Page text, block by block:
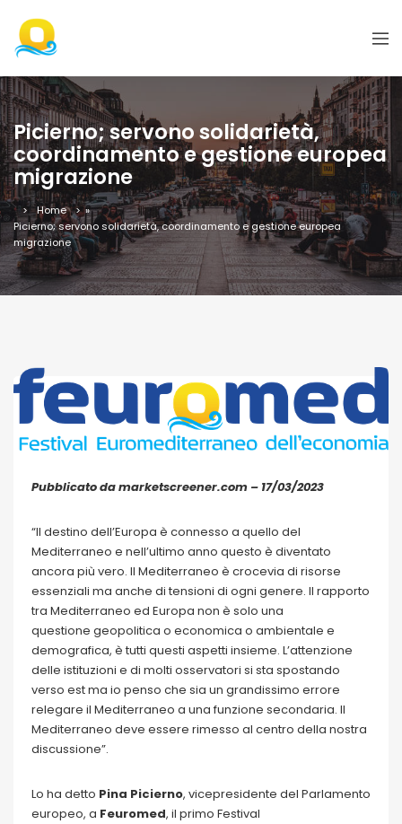
Picierno; servono solidarietà,
coordinamento e gestione europea
migrazione
Home
»
Picierno; servono solidarietà, coordinamento e gestione europea
migrazione
Pubblicato da marketscreener.com – 17/03/2023
“Il destino dell’Europa è connesso a quello del
Mediterraneo e nell’ultimo anno questo è diventato
ancora più vero. Il Mediterraneo è crocevia di risorse
essenziali ma anche di tensioni di ogni genere. Il rapporto
tra Mediterraneo ed Europa non è solo una
questione geopolitica o economica o ambientale e
demografica, è tutti questi aspetti insieme. L’attenzione
delle istituzioni e di molti osservatori si sta spostando
verso est ma io penso che sia un grandissimo errore
relegare il Mediterraneo a una funzione secondaria. Il
Mediterraneo deve essere rimesso al centro della nostra
discussione”.
Lo ha detto Pina Picierno, vicepresidente del Parlamento
europeo, a Feuromed, il primo Festival